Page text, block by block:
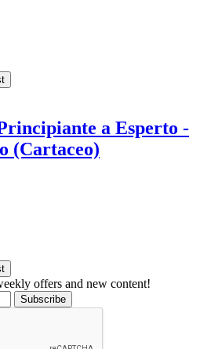
a Esperto -
(Cartaceo)
offers and new content!
Subscribe